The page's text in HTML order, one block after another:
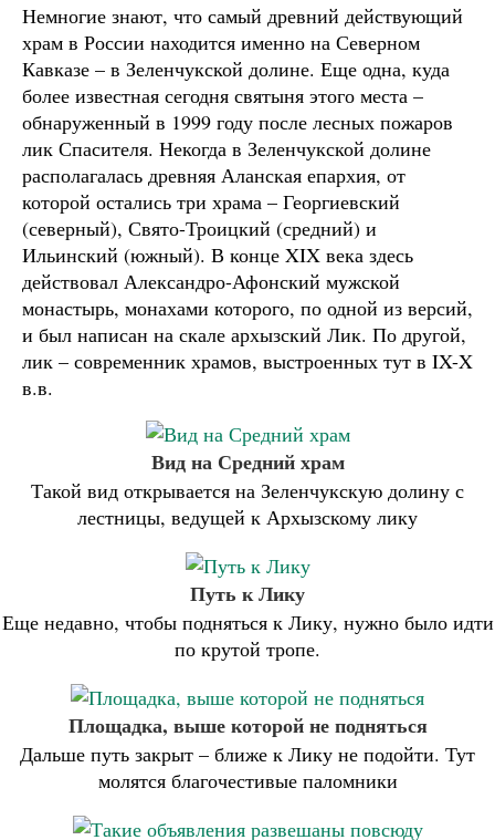
Немногие знают, что самый древний действующий
храм в России находится именно на Северном
Кавказе – в Зеленчукской долине. Еще одна, куда
более известная сегодня святыня этого места –
обнаруженный в 1999 году после лесных пожаров
лик Спасителя. Некогда в Зеленчукской долине
располагалась древняя Аланская епархия, от
которой остались три храма – Георгиевский
(северный), Свято-Троицкий (средний) и
Ильинский (южный). В конце XIX века здесь
действовал Александро-Афонский мужской
монастырь, монахами которого, по одной из версий,
и был написан на скале архызский Лик. По другой,
лик – современник храмов, выстроенных тут в IX-X
в.в.
Вид на Средний храм
Такой вид открывается на Зеленчукскую долину с
лестницы, ведущей к Архызскому лику
Путь к Лику
Еще недавно, чтобы подняться к Лику, нужно было идти
по крутой тропе.
Площадка, выше которой не подняться
Дальше путь закрыт – ближе к Лику не подойти. Тут
молятся благочестивые паломники